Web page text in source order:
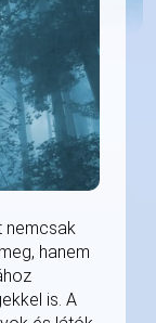
nemcsak
hanem
is. A